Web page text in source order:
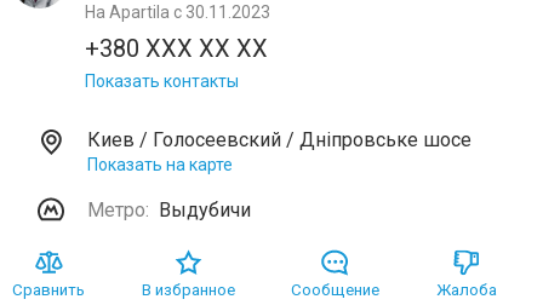
На Apartila с 30.11.2023
+380 XXX XX XX
Показать контакты
Киев / Голосеевский / Дніпровське шосе
Показать на карте
Метро: Выдубичи
Сравнить В избранное Сообщение Жалоба